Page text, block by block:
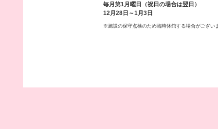
毎月第1月曜日（祝日の場合は翌日）
12月28日～1月3日
※施設の保守点検のため臨時休館する場合がござい